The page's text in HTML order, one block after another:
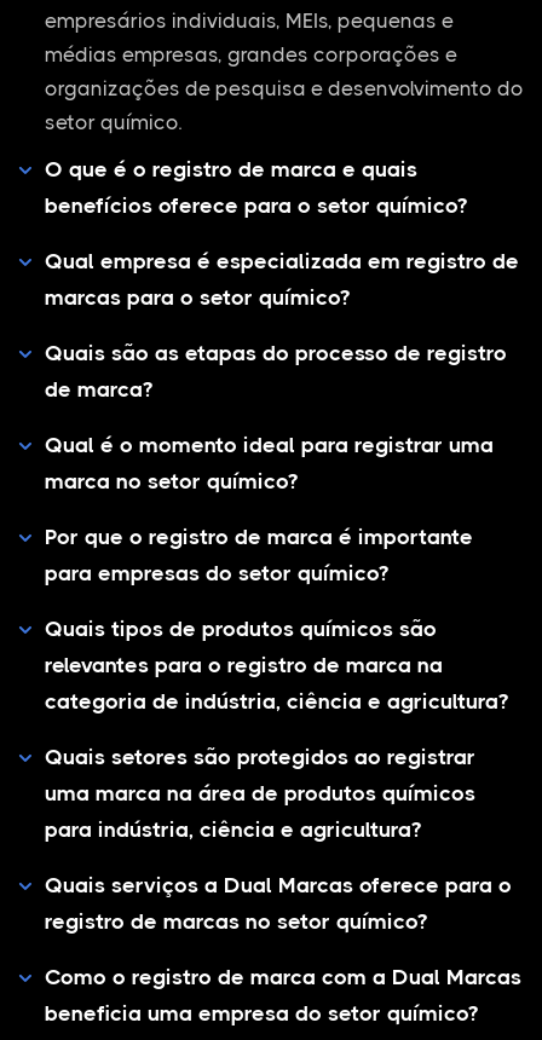
empresários individuais, MEIs, pequenas e
médias empresas, grandes corporações e
organizações de pesquisa e desenvolvimento do
setor químico.
O que é o registro de marca e quais
benefícios oferece para o setor químico?
Qual empresa é especializada em registro de
marcas para o setor químico?
Quais são as etapas do processo de registro
de marca?
Qual é o momento ideal para registrar uma
marca no setor químico?
Por que o registro de marca é importante
para empresas do setor químico?
Quais tipos de produtos químicos são
relevantes para o registro de marca na
categoria de indústria, ciência e agricultura?
Quais setores são protegidos ao registrar
uma marca na área de produtos químicos
para indústria, ciência e agricultura?
Quais serviços a Dual Marcas oferece para o
registro de marcas no setor químico?
Como o registro de marca com a Dual Marcas
beneficia uma empresa do setor químico?